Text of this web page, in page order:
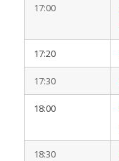
17:00
17:20
17:30
18:00
18:30